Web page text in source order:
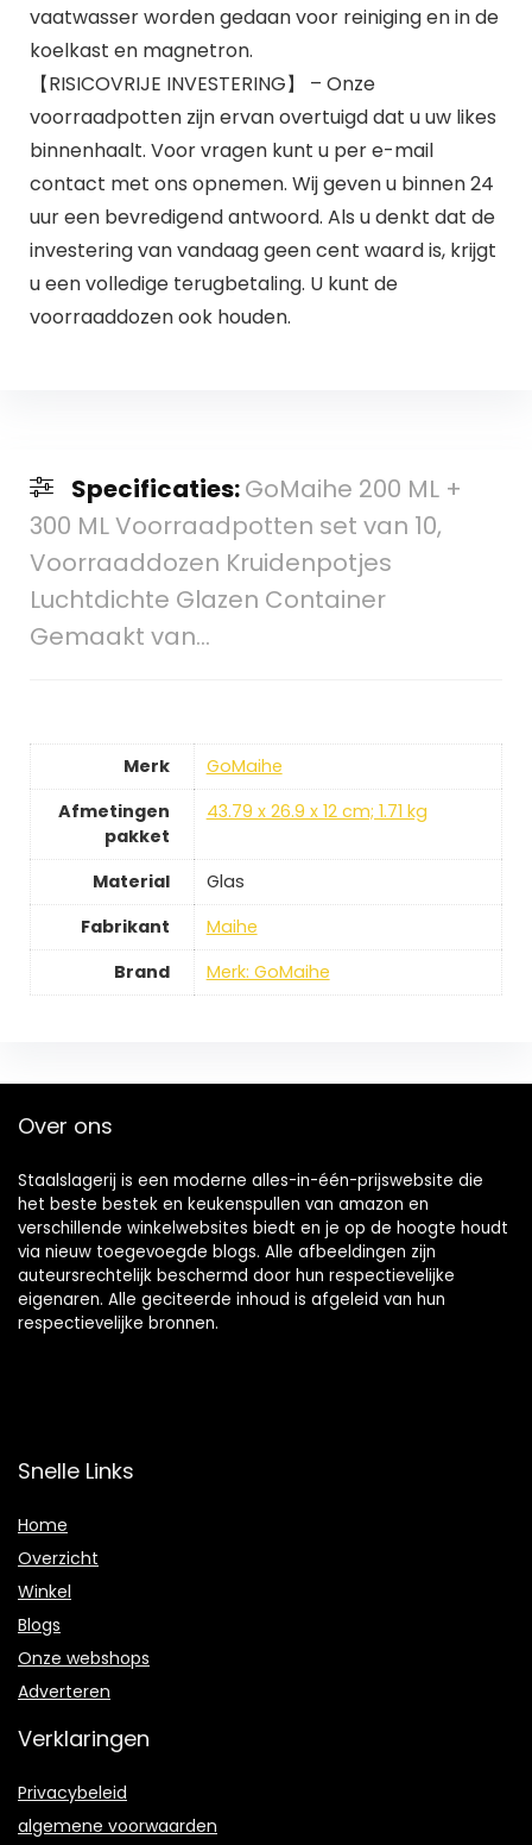
vaatwasser worden gedaan voor reiniging en in de
koelkast en magnetron.
【RISICOVRIJE INVESTERING】 – Onze
voorraadpotten zijn ervan overtuigd dat u uw likes
binnenhaalt. Voor vragen kunt u per e-mail
contact met ons opnemen. Wij geven u binnen 24
uur een bevredigend antwoord. Als u denkt dat de
investering van vandaag geen cent waard is, krijgt
u een volledige terugbetaling. U kunt de
voorraaddozen ook houden.
Specificaties:GoMaihe 200 ML +
300 ML Voorraadpotten set van 10,
Voorraaddozen Kruidenpotjes
Luchtdichte Glazen Container
Gemaakt van…
Merk
GoMaihe
Afmetingen
pakket
43.79 x 26.9 x 12 cm; 1.71 kg
Material
Glas
Fabrikant
Maihe
Brand
Merk: GoMaihe
Over ons
Staalslagerij is een moderne alles-in-één-prijswebsite die
het beste bestek en keukenspullen van amazon en
verschillende winkelwebsites biedt en je op de hoogte houdt
via nieuw toegevoegde blogs. Alle afbeeldingen zijn
auteursrechtelijk beschermd door hun respectievelijke
eigenaren. Alle geciteerde inhoud is afgeleid van hun
respectievelijke bronnen.
Snelle Links
Home
Overzicht
Winkel
Blogs
Onze webshops
Adverteren
Verklaringen
Privacybeleid
algemene voorwaarden